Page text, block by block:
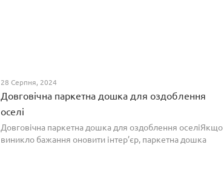
28 Серпня, 2024
Довговічна паркетна дошка для оздоблення
оселі
Довговічна паркетна дошка для оздоблення оселіЯкщо
виникло бажання оновити інтер’єр, паркетна дошка